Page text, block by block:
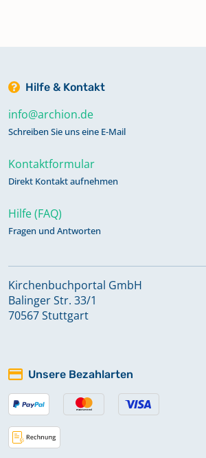
Hilfe & Kontakt
info@archion.de
Schreiben Sie uns eine E-Mail
Kontaktformular
Direkt Kontakt aufnehmen
Hilfe (FAQ)
Fragen und Antworten
Kirchenbuchportal GmbH
Balinger Str. 33/1
70567 Stuttgart
Unsere Bezahlarten